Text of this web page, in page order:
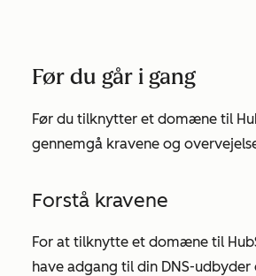
Før du går i gang
Før du tilknytter et domæne til
gennemgå kravene og
Forstå kravene
For at tilknytte et domæne til
have adgang til din DNS-